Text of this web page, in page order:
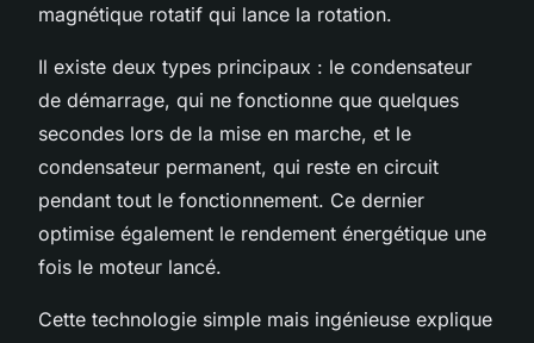
magnétique rotatif qui lance la rotation.
Il existe deux types principaux : le condensateur
de démarrage, qui ne fonctionne que quelques
secondes lors de la mise en marche, et le
condensateur permanent, qui reste en circuit
pendant tout le fonctionnement. Ce dernier
optimise également le rendement énergétique une
fois le moteur lancé.
Cette technologie simple mais ingénieuse explique